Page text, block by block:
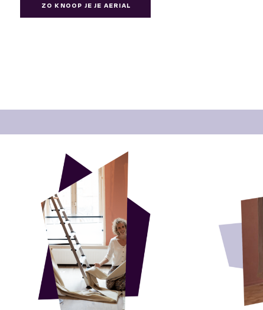
ZO KNOOP JE JE AERIAL